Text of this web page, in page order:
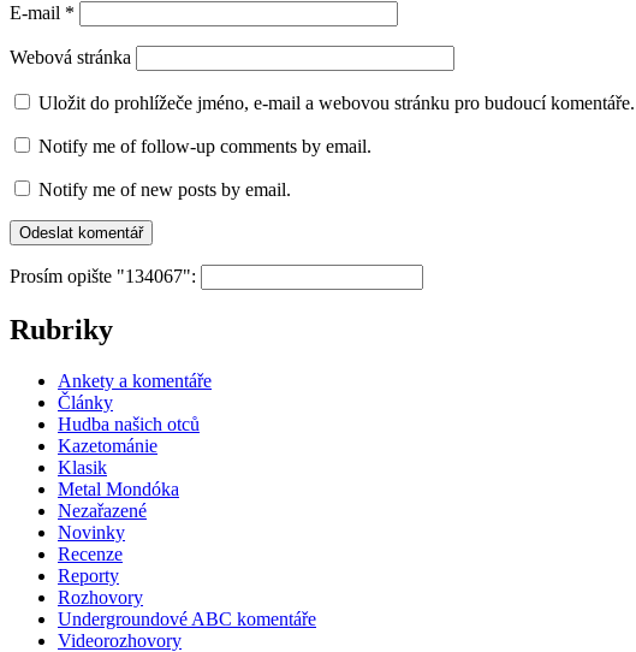
E-mail *
Webová stránka
Uložit do prohlížeče jméno, e-mail a webovou stránku pro budoucí komentáře.
Notify me of follow-up comments by email.
Notify me of new posts by email.
Prosím opište "134067":
Rubriky
Ankety a komentáře
Články
Hudba našich otců
Kazetománie
Klasik
Metal Mondóka
Nezařazené
Novinky
Recenze
Reporty
Rozhovory
Undergroundové ABC komentáře
Videorozhovory